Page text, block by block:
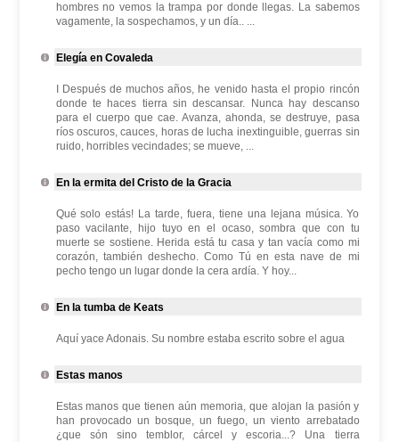
hombres no vemos la trampa por donde llegas. La sabemos
vagamente, la sospechamos, y un día.. ...
Elegía en Covaleda
I Después de muchos años, he venido hasta el propio rincón
donde te haces tierra sin descansar. Nunca hay descanso
para el cuerpo que cae. Avanza, ahonda, se destruye, pasa
ríos oscuros, cauces, horas de lucha inextinguible, guerras sin
ruido, horribles vecindades; se mueve, ...
En la ermita del Cristo de la Gracia
Qué solo estás! La tarde, fuera, tiene una lejana música. Yo
paso vacilante, hijo tuyo en el ocaso, sombra que con tu
muerte se sostiene. Herida está tu casa y tan vacía como mi
corazón, también deshecho. Como Tú en esta nave de mi
pecho tengo un lugar donde la cera ardía. Y hoy...
En la tumba de Keats
Aquí yace Adonais. Su nombre estaba escrito sobre el agua
Estas manos
Estas manos que tienen aún memoria, que alojan la pasión y
han provocado un bosque, un fuego, un viento arrebatado
¿que són sino temblor, cárcel y escoria...? Una tierra